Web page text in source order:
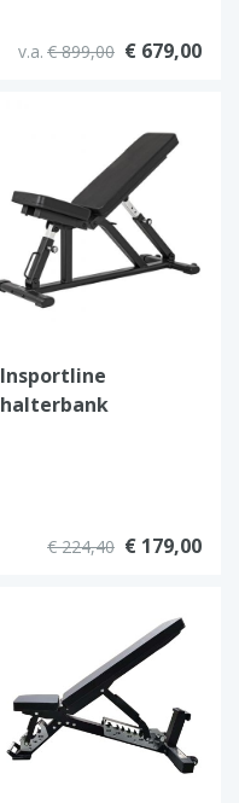
v.a. € 899,00 € 679,00
Insportline
halterbank
€ 224,40 € 179,00